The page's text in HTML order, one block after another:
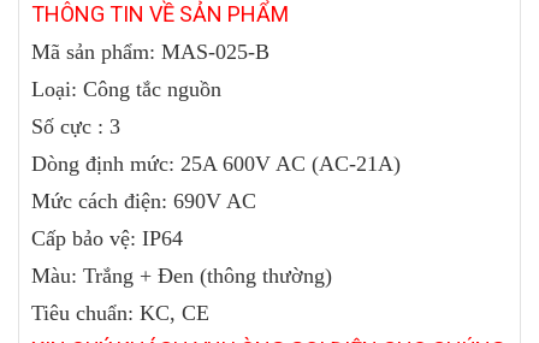
THÔNG TIN VỀ SẢN PHẨM
Mã sản phẩm: MAS-025-B
Loại: Công tắc nguồn
Số cực : 3
Dòng định mức: 25A 600V AC (AC-21A)
Mức cách điện: 690V AC
Cấp bảo vệ: IP64
Màu: Trắng + Đen (thông thường)
Tiêu chuẩn: KC, CE